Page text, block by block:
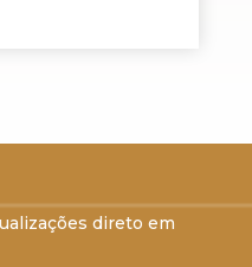
direto em